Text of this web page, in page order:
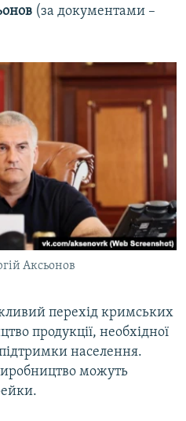
(за документами –
Аксьонов
перехід кримських
продукції, необхідної
населення.
можуть